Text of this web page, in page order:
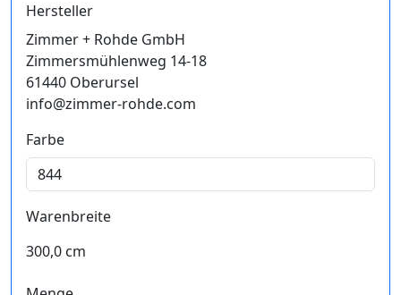
Hersteller
Zimmer + Rohde GmbH
Zimmersmühlenweg 14-18
61440 Oberursel
info@zimmer-rohde.com
Farbe
Warenbreite
300,0 cm